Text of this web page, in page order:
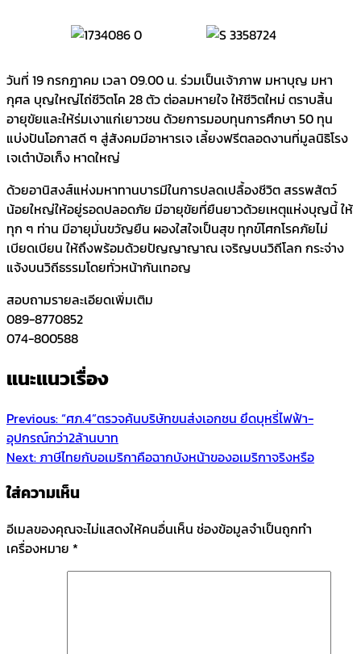
วันที่ 19 กรกฎาคม เวลา 09.00 น. ร่วมเป็นเจ้าภาพ มหาบุญ มหา
กุศล บุญใหญ่ไถ่ชีวิตโค 28 ตัว ต่อลมหายใจ ให้ชีวิตใหม่ ตราบสิ้น
อายุขัยและให้ร่มเงาแก่เยาวชน ด้วยการมอบทุนการศึกษา 50 ทุน
แบ่งปันโอกาสดี ๆ สู่สังคมมีอาหารเจ เลี้ยงฟรีตลอดงานที่มูลนิธิโรง
เจเต๋าบ้อเก็ง หาดใหญ่
ด้วยอานิสงส์แห่งมหาทานบารมีในการปลดเปลื้องชีวิต สรรพสัตว์
น้อยใหญ่ให้อยู่รอดปลอดภัย มีอายุขัยที่ยืนยาวด้วยเหตุแห่งบุญนี้ ให้
ทุก ๆ ท่าน มีอายุมั่นขวัญยืน ผองใสใจเป็นสุข ทุกข์โศกโรคภัยไม่
เบียดเบียน ให้ถึงพร้อมด้วยปัญญาญาณ เจริญบนวิถีโลก กระจ่าง
แจ้งบนวิถีธรรมโดยทั่วหน้ากันเทอญ
สอบถามรายละเอียดเพิ่มเติม
089-8770852
074-800588
แนะแนวเรื่อง
Previous:“ศภ.4”ตรวจค้นบริษัทขนส่งเอกชน ยึดบุหรี่ไฟฟ้า-
อุปกรณ์กว่า2ล้านบาท
Next:ภาษีไทยกับอเมริกาคือฉากบังหน้าของอเมริกาจริงหรือ
ใส่ความเห็น
อีเมลของคุณจะไม่แสดงให้คนอื่นเห็น ช่องข้อมูลจำเป็นถูกทำ
เครื่องหมาย *